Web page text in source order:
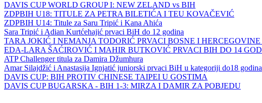
DAVIS CUP WORLD GROUP I: NEW ZELAND vs BIH
ZDPBIH U18: TITULE ZA PETRA BILETIĆA I TEU KOVAČEVIĆ
ZDPBIH U14: Titule za Saru Tripić i Kana Ahića
Sara Tripić i Adian Kurtćehajić prvaci BiH do 12 godina
TARA JOKIĆ I NEMANJA TODORIĆ PRVACI BOSNE I
EDA-LARA ŠAĆIROVIĆ I MAHIR BUTKOVIĆ PRVACI BIH DO 14
ATP Challenger titula za Damira Džumhura
Amar Silajdžić i Anastasija Ignjatić juniorski prvaci BiH u kategoriji do18 godina
DAVIS CUP: BIH PROTIV CHINESE TAIPEI U GOSTIMA
DAVIS CUP BUGARSKA - BIH 1-3: MIRZA I DAMIR ZA POBJEDU